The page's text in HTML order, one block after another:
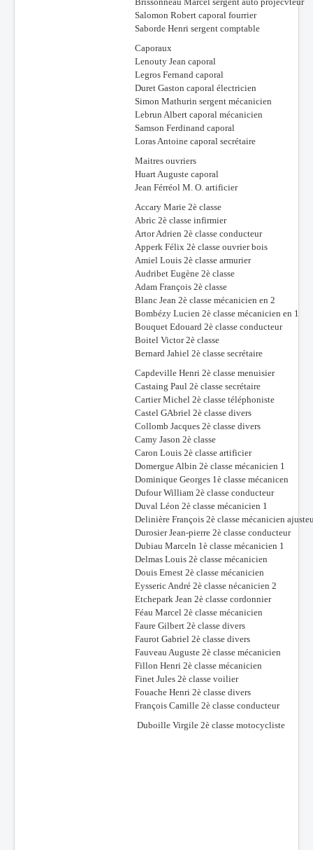
Salomon Robert caporal fourrier
Saborde Henri sergent comptable
Caporaux
Lenouty Jean caporal
Legros Fernand caporal
Duret Gaston caporal électricien
Simon Mathurin sergent mécanicien
Lebrun Albert caporal mécanicien
Samson Ferdinand caporal
Loras Antoine caporal secrétaire
Maitres ouvriers
Huart Auguste caporal
Jean Férréol M. O. artificier
Accary Marie 2è classe
Abric 2è classe infirmier
Artor Adrien 2è classe conducteur
Apperk Félix 2è classe ouvrier bois
Amiel Louis 2è classe armurier
Audribet Eugène 2è classe
Adam François 2è classe
Blanc Jean 2è classe mécanicien en 2
Bombézy Lucien 2è classe mécanicien en 1
Bouquet Edouard 2è classe conducteur
Boitel Victor 2è classe
Bernard Jahiel 2è classe secrétaire
Capdeville Henri 2è classe menuisier
Castaing Paul 2è classe secrétaire
Cartier Michel 2è classe téléphoniste
Castel GAbriel 2è classe divers
Collomb Jacques 2è classe divers
Camy Jason 2è classe
Caron Louis 2è classe artificier
Domergue Albin 2è classe mécanicien 1
Dominique Georges 1è classe mécanicen
Dufour William 2è classe conducteur
Duval Léon 2è classe mécanicien 1
Delinière François 2è classe mécanicien
Durosier Jean-pierre 2è classe conducteur
Dubiau Marceln 1è classe mécanicien 1
Delmas Louis 2è classe mécanicien
Douis Ernest 2è classe mécanicien
Eysseric André 2è classe nécanicien 2
Etchepark Jean 2è classe cordonnier
Féau Marcel 2è classe mécanicien
Faure Gilbert 2è classe divers
Faurot Gabriel 2è classe divers
Fauveau Auguste 2è classe mécanicien
Fillon Henri 2è classe mécanicien
Finet Jules 2è classe voilier
Fouache Henri 2è classe divers
François Camille 2è classe conducteur
Duboille Virgile 2è classe motocycliste